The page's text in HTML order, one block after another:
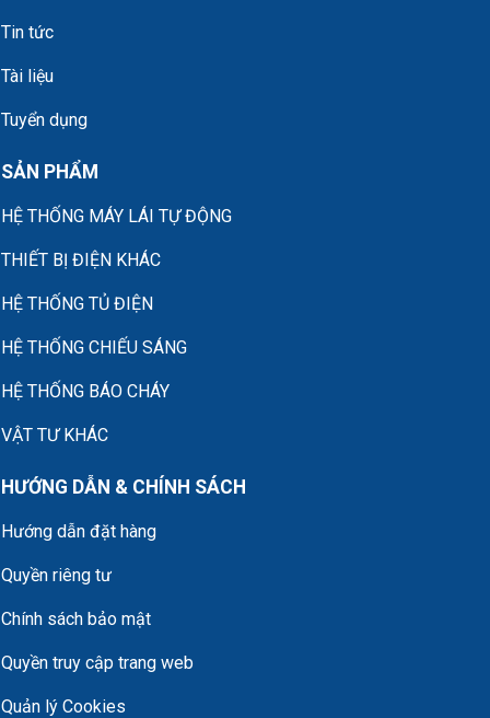
Tin tức
Tài liệu
Tuyển dụng
SẢN PHẨM
HỆ THỐNG MÁY LÁI TỰ ĐỘNG
THIẾT BỊ ĐIỆN KHÁC
HỆ THỐNG TỦ ĐIỆN
HỆ THỐNG CHIẾU SÁNG
HỆ THỐNG BÁO CHÁY
VẬT TƯ KHÁC
HƯỚNG DẪN & CHÍNH SÁCH
Hướng dẫn đặt hàng
Quyền riêng tư
Chính sách bảo mật
Quyền truy cập trang web
Quản lý Cookies